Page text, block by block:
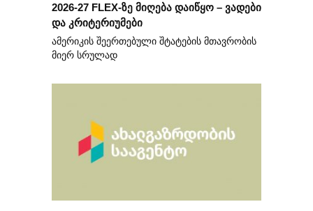
2026-27 FLEX-ზე მიღება დაიწყო – ვადები
და კრიტერიუმები
ამერიკის შეერთებული შტატების მთავრობის
მიერ სრულად